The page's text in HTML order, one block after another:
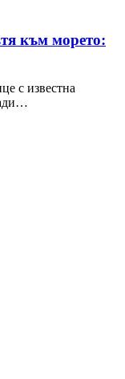
към морето:
с известна